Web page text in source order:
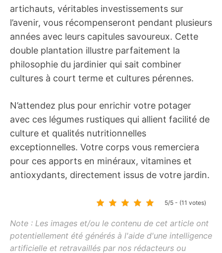
artichauts, véritables investissements sur
l’avenir, vous récompenseront pendant plusieurs
années avec leurs capitules savoureux. Cette
double plantation illustre parfaitement la
philosophie du jardinier qui sait combiner
cultures à court terme et cultures pérennes.
N’attendez plus pour enrichir votre potager
avec ces légumes rustiques qui allient facilité de
culture et qualités nutritionnelles
exceptionnelles. Votre corps vous remerciera
pour ces apports en minéraux, vitamines et
antioxydants, directement issus de votre jardin.
5/5 - (11 votes)